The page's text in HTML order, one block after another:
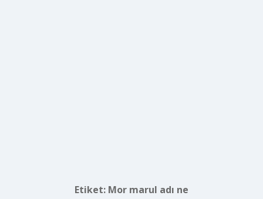
Etiket: Mor marul adı ne